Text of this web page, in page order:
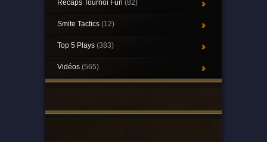
Récaps Tournoi Fun (82)
Smite Tactics (12)
Top 5 Plays (383)
Vidéos (565)